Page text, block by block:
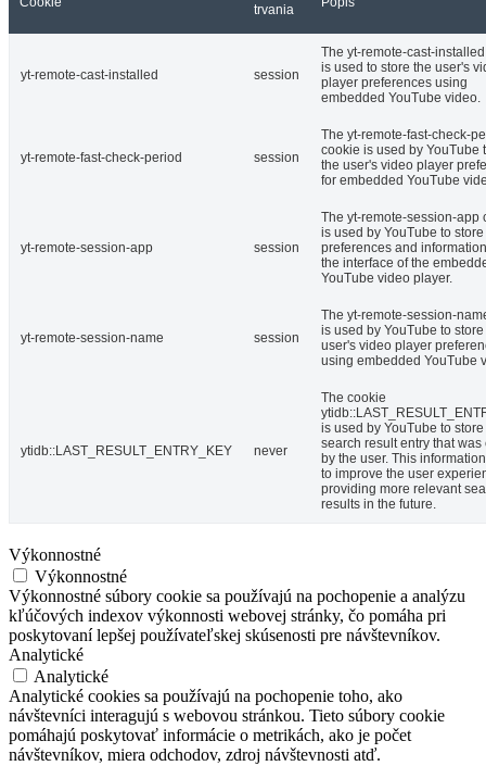
trvania
yt-remote-cast-installed session
The yt-remote-cast-
is used to store the user's
player preferences using
embedded YouTube video.
yt-remote-fast-check-period session
The yt-remote-fast-check-
cookie is used by YouTube
the user's video player
for embedded YouTube
yt-remote-session-app session
The yt-remote-session-app
is used by YouTube to
preferences and
the interface of the
YouTube video player.
yt-remote-session-name session
The yt-remote-session-
is used by YouTube to
user's video player
using embedded YouTube
ytidb::LAST_RESULT_ENTRY_KEY never
The cookie
is used by YouTube to
search result entry that was
by the user. This
to improve the user
providing more relevant
results in the future.
Výkonnostné
Výkonnostné
Výkonnostné súbory cookie sa používajú na pochopenie a analýzu
kľúčových indexov výkonnosti webovej stránky, čo pomáha pri
poskytovaní lepšej používateľskej skúsenosti pre návštevníkov.
Analytické
Analytické
Analytické cookies sa používajú na pochopenie toho, ako
návštevníci interagujú s webovou stránkou. Tieto súbory cookie
pomáhajú poskytovať informácie o metrikách, ako je počet
návštevníkov, miera odchodov, zdroj návštevnosti atď.